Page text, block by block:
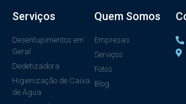
Serviços
Desentupimentos em
Geral
Dedetizadora
Higienização de Caixa
de Água
Quem Somos
Empresas
Serviços
Fotos
Blog